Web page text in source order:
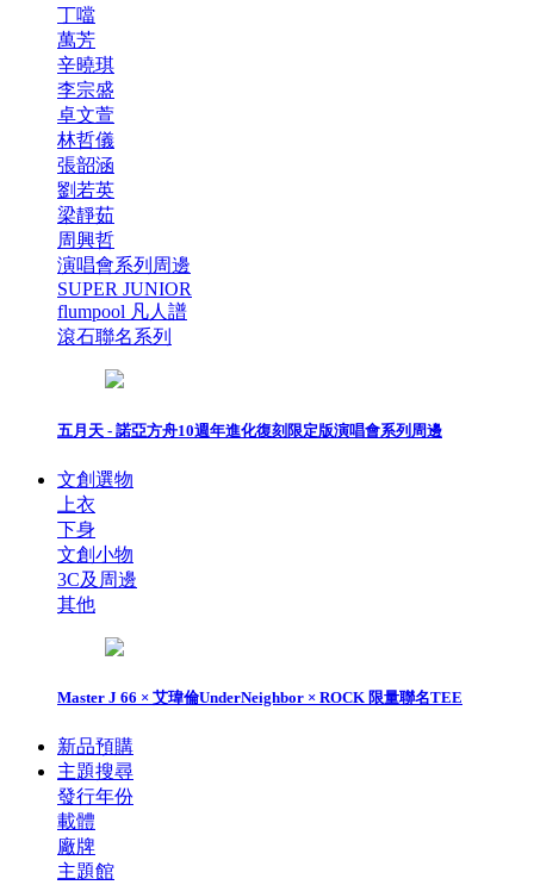
丁噹
萬芳
辛曉琪
李宗盛
卓文萱
林哲儀
張韶涵
劉若英
梁靜茹
周興哲
演唱會系列周邊
SUPER JUNIOR
flumpool 凡人譜
滾石聯名系列
五月天 - 諾亞方舟10週年進化復刻限定版演唱會系列周邊
文創選物
上衣
下身
文創小物
3C及周邊
其他
Master J 66 × 艾瑋倫UnderNeighbor × ROCK 限量聯名TEE
新品預購
主題搜尋
發行年份
載體
廠牌
主題館